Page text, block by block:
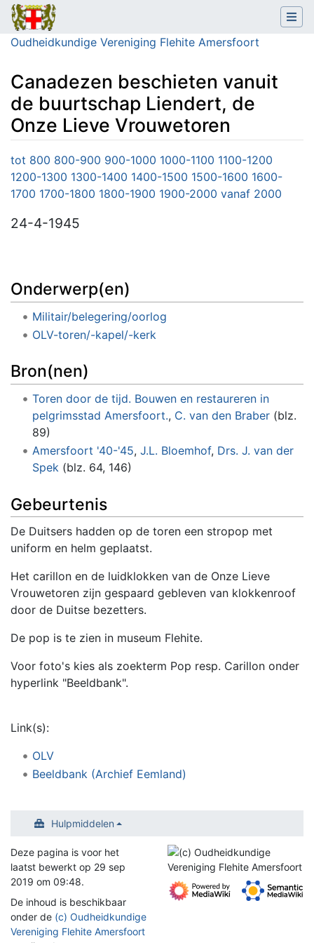
Oudheidkundige Vereniging Flehite Amersfoort
Canadezen beschieten vanuit
de buurtschap Liendert, de
Onze Lieve Vrouwetoren
Ga naar: navigatie ,zoeken
tot 800 800-900 900-1000 1000-1100 1100-1200
1200-1300 1300-1400 1400-1500 1500-1600 1600-
1700 1700-1800 1800-1900 1900-2000 vanaf 2000
24-4-1945
Onderwerp(en)
Militair/belegering/oorlog
OLV-toren/-kapel/-kerk
Bron(nen)
Toren door de tijd. Bouwen en restaureren in
pelgrimsstad Amersfoort., C. van den Braber(blz.
89)
Amersfoort '40-'45, J.L. Bloemhof, Drs. J. van der
Spek (blz. 64, 146)
Gebeurtenis
De Duitsers hadden op de toren een stropop met
uniform en helm geplaatst.
Het carillon en de luidklokken van de Onze Lieve
Vrouwetoren zijn gespaard gebleven van klokkenroof
door de Duitse bezetters.
De pop is te zien in museum Flehite.
Voor foto's kies als zoekterm Pop resp. Carillon onder
hyperlink "Beeldbank".
Link(s):
OLV
Beeldbank (Archief Eemland)
Hulpmiddelen
Deze pagina is voor het
laatst bewerkt op 29 sep
2019 om 09:48.
De inhoud is beschikbaar
onder de (c) Oudheidkundige
Vereniging Flehite Amersfoort